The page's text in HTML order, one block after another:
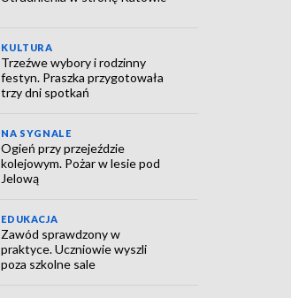
KULTURA
Trzeźwe wybory i rodzinny
festyn. Praszka przygotowała
trzy dni spotkań
NA SYGNALE
Ogień przy przejeździe
kolejowym. Pożar w lesie pod
Jelową
EDUKACJA
Zawód sprawdzony w
praktyce. Uczniowie wyszli
poza szkolne sale